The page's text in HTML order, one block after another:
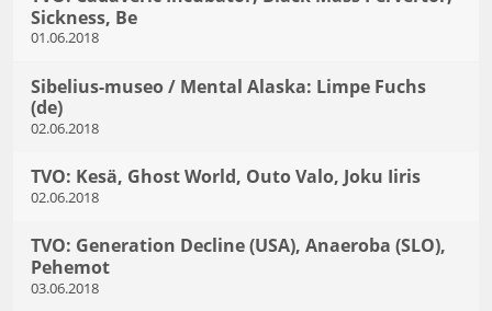
Sickness, Be
01.06.2018
Sibelius-museo / Mental Alaska: Limpe Fuchs
(de)
02.06.2018
TVO: Kesä, Ghost World, Outo Valo, Joku Iiris
02.06.2018
TVO: Generation Decline (USA), Anaeroba (SLO),
Pehemot
03.06.2018